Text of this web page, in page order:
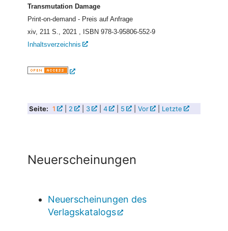
Transmutation Damage
Print-on-demand - Preis auf Anfrage
xiv, 211 S., 2021
, ISBN 978-3-95806-552-9
Inhaltsverzeichnis
Seite: 1 2 3 4 5 Vor Letzte
Neuerscheinungen
Neuerscheinungen des
Verlagskatalogs